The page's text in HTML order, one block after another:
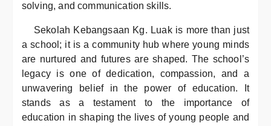
solving, and communication skills.
Sekolah Kebangsaan Kg. Luak is more than just
a school; it is a community hub where young minds
are nurtured and futures are shaped. The school’s
legacy is one of dedication, compassion, and a
unwavering belief in the power of education. It
stands as a testament to the importance of
education in shaping the lives of young people and